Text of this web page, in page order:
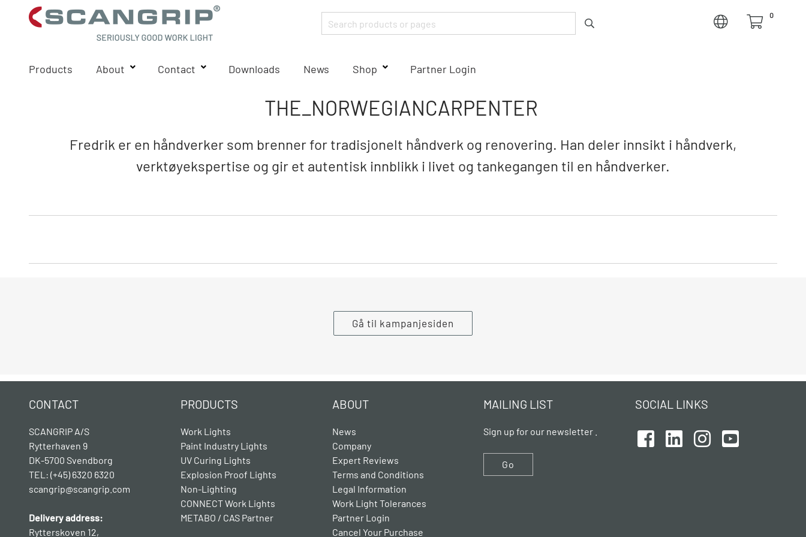
0
Products About Contact Downloads News Shop Partner Login
THE_NORWEGIANCARPENTER
Fredrik er en håndverker som brenner for tradisjonelt håndverk og renovering. Han deler innsikt i håndverk,
verktøyekspertise og gir et autentisk innblikk i livet og tankegangen til en håndverker.
Gå til kampanjesiden
CONTACT
SCANGRIP A/S
Rytterhaven 9
DK-5700 Svendborg
TEL: (+45) 6320 6320
scangrip@scangrip.com
Delivery address:
Rytterskoven 12,
PRODUCTS
Work Lights
Paint Industry Lights
UV Curing Lights
Explosion Proof Lights
Non-Lighting
CONNECT Work Lights
METABO / CAS Partner
ABOUT
News
Company
Expert Reviews
Terms and Conditions
Legal Information
Work Light Tolerances
Partner Login
Cancel Your Purchase
MAILING LIST
Sign up for our newsletter .
Go
SOCIAL LINKS